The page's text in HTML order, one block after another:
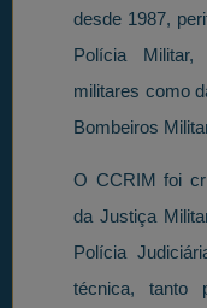
desde 1987,
Polícia
militares como
Bombeiros
O CCRIM foi
da Justiça
Polícia
técnica, tanto